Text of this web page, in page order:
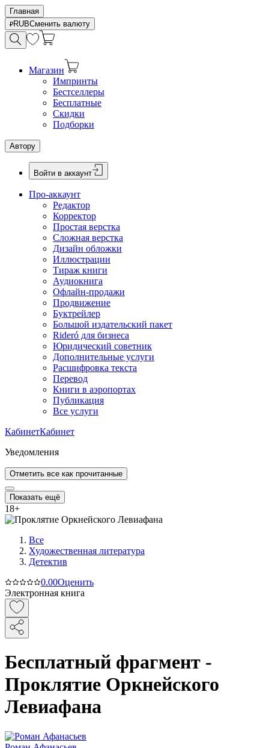
Главная
RUBСменить валюту
Магазин
Импринты
Бестселлеры
Бесплатные
Скидки
Подборки
Автору
Войти в аккаунт
Про-аккаунт
Редактор
Корректор
Простая верстка
Сложная верстка
Дизайн обложки
Иллюстрации
Тираж книги
Аудиокнига
Офлайн-продажи
Продвижение
Буктрейлер
Большой издательский пакет
Rideró для бизнеса
Юридический советник
Дополнительные услуги
Расшифровка текста
Перевод
Книги в аэропортах
Публикация
Все услуги
КабинетКабинет
Уведомления
Отметить все как прочитанные
Показать ещё
18+
Все
Художественная литература
Детектив
0.00Оценить
Электронная книга
Бесплатный фрагмент -
Проклятие Оркнейского
Левиафана